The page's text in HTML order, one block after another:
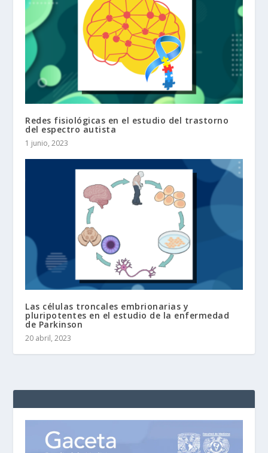
Redes fisiológicas en el estudio del trastorno
del espectro autista
1 junio, 2023
Las células troncales embrionarias y
pluripotentes en el estudio de la enfermedad
de Parkinson
20 abril, 2023